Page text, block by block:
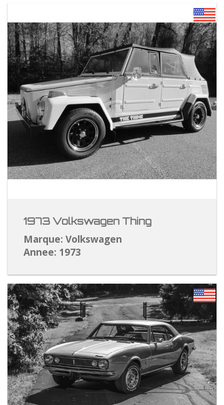
1973 Volkswagen Thing
Marque: Volkswagen
Annee: 1973